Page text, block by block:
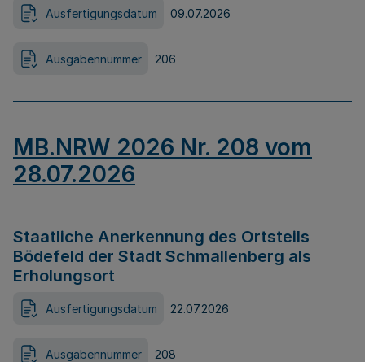
Ausfertigungsdatum 09.07.2026
Ausgabennummer 206
MB.NRW 2026 Nr. 208 vom
28.07.2026
Staatliche Anerkennung des Ortsteils
Bödefeld der Stadt Schmallenberg als
Erholungsort
Ausfertigungsdatum 22.07.2026
Ausgabennummer 208